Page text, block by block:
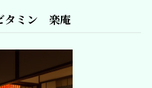
タミン 楽庵